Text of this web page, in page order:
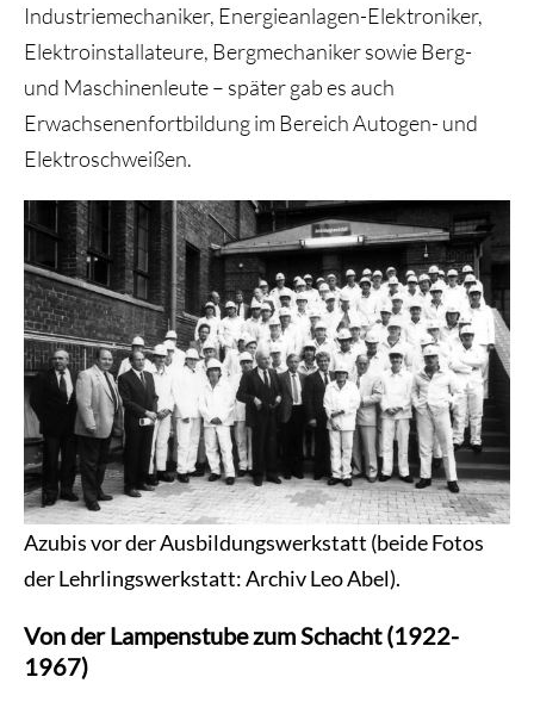
Industriemechaniker, Energieanlagen-Elektroniker,
Elektroinstallateure, Bergmechaniker sowie Berg-
und Maschinenleute – später gab es auch
Erwachsenenfortbildung im Bereich Autogen- und
Elektroschweißen.
Azubis vor der Ausbildungswerkstatt (beide Fotos
der Lehrlingswerkstatt: Archiv Leo Abel).
Von der Lampenstube zum Schacht (1922-
1967)